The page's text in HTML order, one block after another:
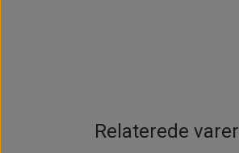
Relaterede varer